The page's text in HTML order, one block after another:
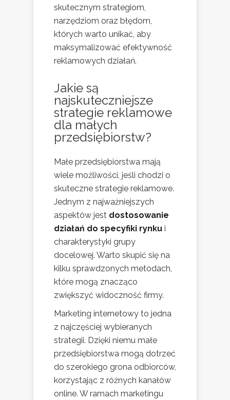
skutecznym strategiom,
narzędziom oraz błędom,
których warto unikać, aby
maksymalizować efektywność
reklamowych działań.
Jakie są
najskuteczniejsze
strategie reklamowe
dla małych
przedsiębiorstw?
Małe przedsiębiorstwa mają
wiele możliwości, jeśli chodzi o
skuteczne strategie reklamowe.
Jednym z najważniejszych
aspektów jest dostosowanie
działań do specyfiki rynku i
charakterystyki grupy
docelowej. Warto skupić się na
kilku sprawdzonych metodach,
które mogą znacząco
zwiększyć widoczność firmy.
Marketing internetowy to jedna
z najczęściej wybieranych
strategii. Dzięki niemu małe
przedsiębiorstwa mogą dotrzeć
do szerokiego grona odbiorców,
korzystając z różnych kanałów
online. W ramach marketingu